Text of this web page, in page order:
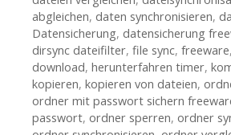
abgleichen, daten synchronisieren,
Datensicherung, datensicherung
dirsync dateifilter, file sync, freeware,
download, herunterfahren timer,
kopieren, kopieren von dateien,
ordner mit passwort sichern
passwort, ordner sperren, ordner